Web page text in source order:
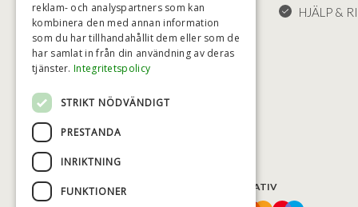
FRAKT
COOKIE-INSTÄLLNINGAR
HJÄLP &
BETALNINGSALTERNATIV
reklam- och analyspartners som kan
kombinera den med annan information
som du har tillhandahållit dem eller som de
har samlat in från din användning av deras
tjänster. Integritetspolicy
STRIKT NÖDVÄNDIGT
PRESTANDA
INRIKTNING
FUNKTIONER